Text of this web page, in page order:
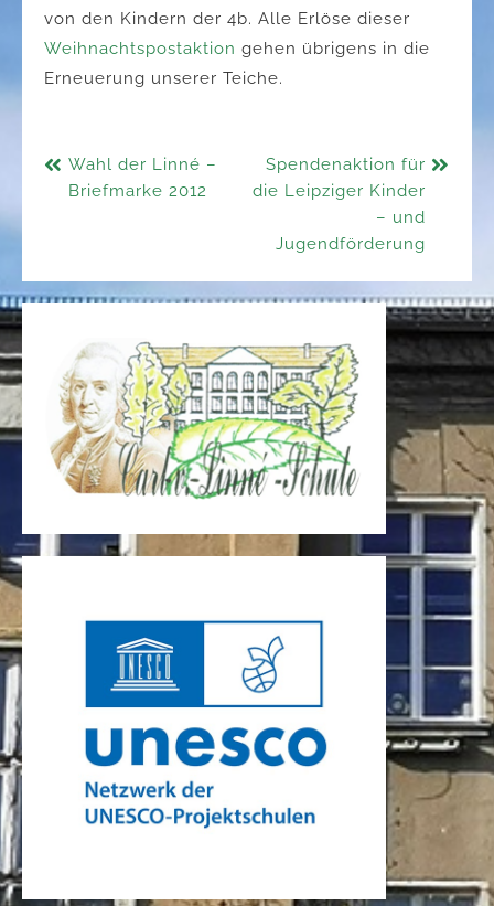
von den Kindern der 4b. Alle Erlöse dieser
Weihnachtspostaktion gehen übrigens in die
Erneuerung unserer Teiche.
Beitragsnavigation
Wahl der Linné –
Briefmarke 2012
Spendenaktion für
die Leipziger Kinder
– und
Jugendförderung